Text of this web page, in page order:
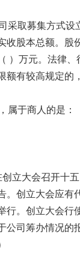
采取募集方式设
收股本总额。股
）万元。法律、
额有较高规定的
属于商人的是：
立大会召开十
。创立大会应有
行。创立大会行
公司筹办情况的